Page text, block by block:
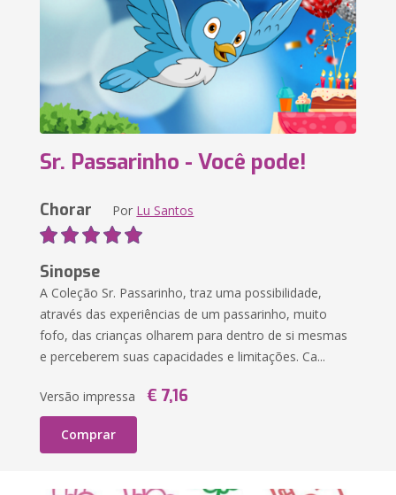
Sr. Passarinho - Você pode!
Chorar Por Lu Santos
Sinopse
A Coleção Sr. Passarinho, traz uma possibilidade,
através das experiências de um passarinho, muito
fofo, das crianças olharem para dentro de si mesmas
e perceberem suas capacidades e limitações. Ca...
Versão impressa € 7,16
Comprar